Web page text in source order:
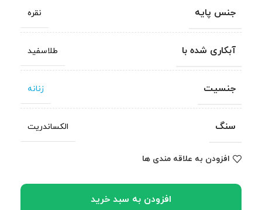
جنس پایه نقره
آبکاری شده با طلاسفید
جنسیت زنانه
سنگ الکساندریت
افزودن به علاقه مندی ها
افزودن به سبد خرید